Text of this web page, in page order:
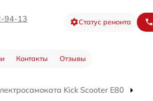
94-13 Статус ремонта
Контакты Отзывы
Kick Scooter E80